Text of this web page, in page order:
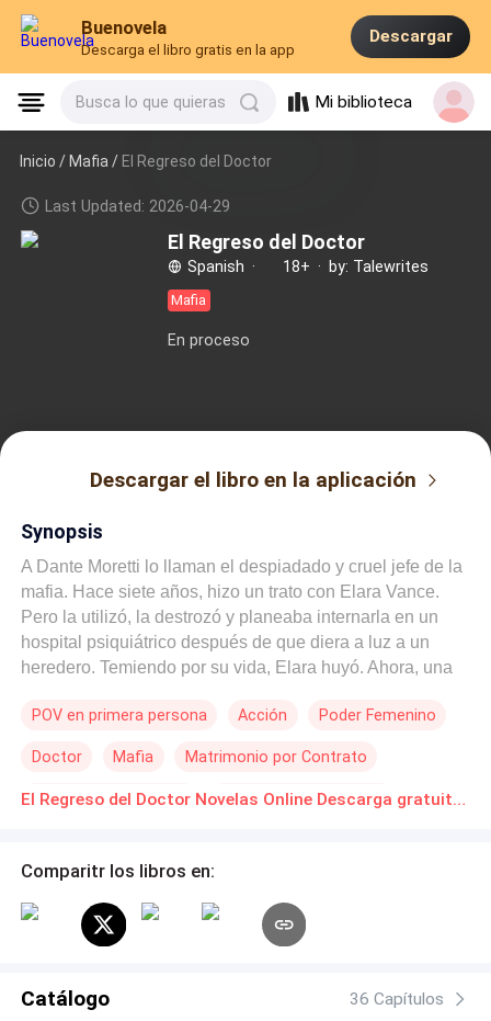
Buenovela
Descarga el libro gratis en la app
Descargar
Busca lo que quieras Mi biblioteca
Inicio /Mafia / El Regreso del Doctor
Last Updated: 2026-04-29
El Regreso del Doctor
Spanish · 18+ · by: Talewrites
Mafia
En proceso
Descargar el libro en la aplicación
Synopsis
A Dante Moretti lo llaman el despiadado y cruel jefe de la
mafia. Hace siete años, hizo un trato con Elara Vance.
Pero la utilizó, la destrozó y planeaba internarla en un
hospital psiquiátrico después de que diera a luz a un
heredero. Temiendo por su vida, Elara huyó. Ahora, una
York. No quiere su dinero, y mucho menos su corazón, a
que destruyó está muerta. La mujer que la reemplazó es
la única que puede mantenerlo con vida. Anhela una
POV en primera persona Acción Poder Femenino
Doctor Mafia Matrimonio por Contrato
Segunda Oportunidad Construcción de Poder El Regreso del Doctor Novelas Online Descarga gratuita de PDF
Comparitr los libros en:
Catálogo 36 Capítulos